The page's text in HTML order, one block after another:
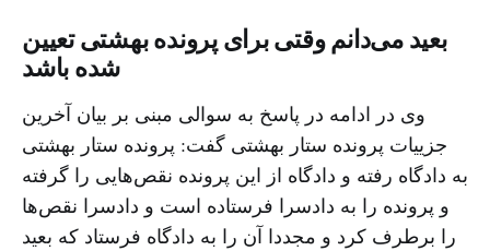
بعید می‌دانم وقتی برای پرونده بهشتی تعیین
شده باشد
وی در ادامه در پاسخ به سوالی مبنی بر بیان آخرین
جزییات پرونده ستار بهشتی گفت: پرونده ستار بهشتی
به دادگاه رفته و دادگاه از این پرونده نقص‌هایی را گرفته
و پرونده را به دادسرا فرستاده است و دادسرا نقص‌ها
را برطرف کرد و مجددا آن را به دادگاه فرستاد که بعید